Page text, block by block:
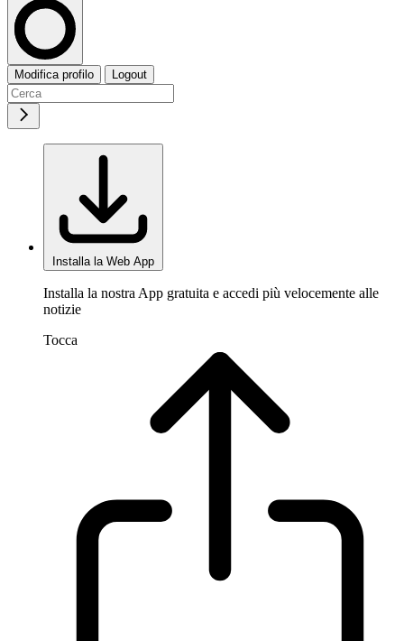
Modifica profilo Logout
Installa la Web App
Installa la nostra App gratuita e accedi più velocemente alle
notizie
Tocca